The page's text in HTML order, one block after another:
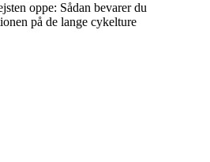
oppe: Sådan bevarer du
på de lange cykelture